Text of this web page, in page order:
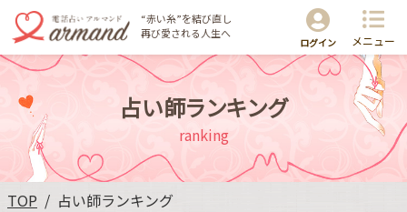
メニュー
“赤い糸”を結び直し
再び愛される人生へ
ログイン
占い師ランキング
ranking
TOP 占い師ランキング